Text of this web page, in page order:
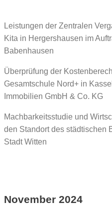
Leistungen der Zentralen
Kita in Hergershausen im
Babenhausen
Überprüfung der
Gesamtschule Nord+ in
Immobilien GmbH & Co. KG
Machbarkeitsstudie und
den Standort des städtischen
Stadt Witten
November 2024